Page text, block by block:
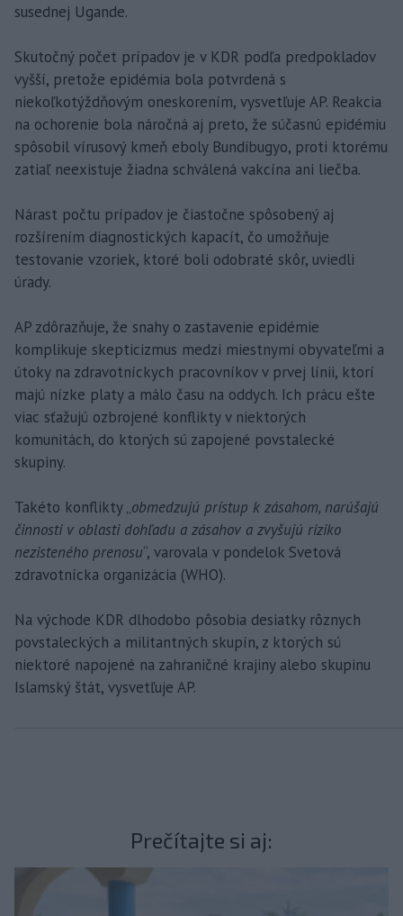
susednej Ugande.
Skutočný počet prípadov je v KDR podľa predpokladov
vyšší, pretože epidémia bola potvrdená s
niekoľkotýždňovým oneskorením, vysvetľuje AP. Reakcia
na ochorenie bola náročná aj preto, že súčasnú epidémiu
spôsobil vírusový kmeň eboly Bundibugyo, proti ktorému
zatiaľ neexistuje žiadna schválená vakcína ani liečba.
Nárast počtu prípadov je čiastočne spôsobený aj
rozšírením diagnostických kapacít, čo umožňuje
testovanie vzoriek, ktoré boli odobraté skôr, uviedli
úrady.
AP zdôrazňuje, že snahy o zastavenie epidémie
komplikuje skepticizmus medzi miestnymi obyvateľmi a
útoky na zdravotníckych pracovníkov v prvej línii, ktorí
majú nízke platy a málo času na oddych. Ich prácu ešte
viac sťažujú ozbrojené konflikty v niektorých
komunitách, do ktorých sú zapojené povstalecké
skupiny.
Takéto konflikty „obmedzujú prístup k zásahom, narúšajú
činnosti v oblasti dohľadu a zásahov a zvyšujú riziko
nezisteného prenosu“, varovala v pondelok Svetová
zdravotnícka organizácia (WHO).
Na východe KDR dlhodobo pôsobia desiatky rôznych
povstaleckých a militantných skupín, z ktorých sú
niektoré napojené na zahraničné krajiny alebo skupinu
Islamský štát, vysvetľuje AP.
Prečítajte si aj: